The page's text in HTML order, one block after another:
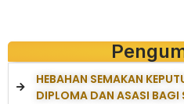
HEBAHAN SEMAKAN
DIPLOMA DAN ASASI